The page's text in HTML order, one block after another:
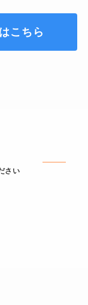
こちら
さい